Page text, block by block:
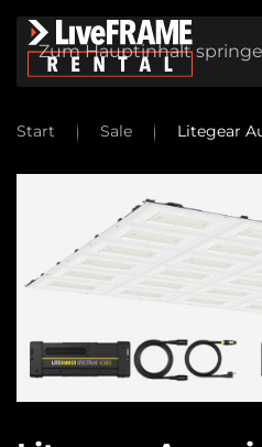
Zum Hauptinhalt
Start Sale Litegear